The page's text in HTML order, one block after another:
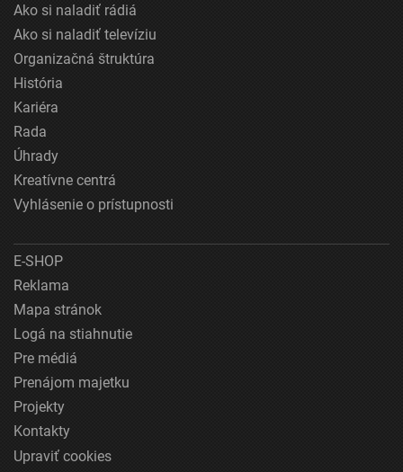
Ako si naladiť rádiá
Ako si naladiť televíziu
Organizačná štruktúra
História
Kariéra
Rada
Úhrady
Kreatívne centrá
Vyhlásenie o prístupnosti
E-SHOP
Reklama
Mapa stránok
Logá na stiahnutie
Pre médiá
Prenájom majetku
Projekty
Kontakty
Upraviť cookies